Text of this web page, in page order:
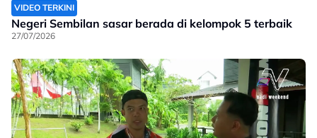
VIDEO TERKINI
Negeri Sembilan sasar berada di kelompok 5 terbaik
27/07/2026